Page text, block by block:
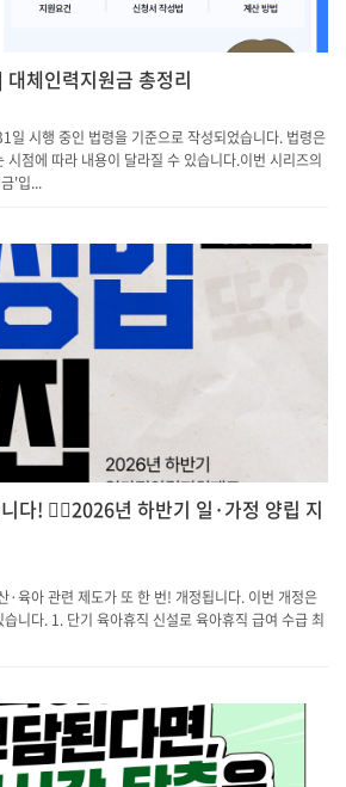
체인력지원금 총정리
시행 중인 법령을 기준으로 작성되었습니다. 법령은
시점에 따라 내용이 달라질 수 있습니다.이번 시리즈의
'입...
다! 💁‍♀️2026년 하반기 일·가정 양립 지
육아 관련 제도가 또 한 번! 개정됩니다. 이번 개정은
니다. 1. 단기 육아휴직 신설로 육아휴직 급여 수급 최